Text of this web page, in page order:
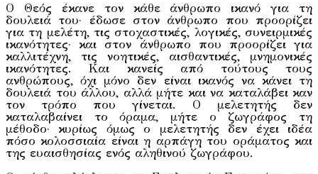
Ο Θεός έκανε τον κάθε άνθρωπο ικανό για τη
δουλειά του· έδωσε στον άνθρωπο που προορίζει
για τη μελέτη, τις στοχαστικές, λογικές, συνειρμικές
ικανότητες· και στον άνθρωπο που προορίζει για
καλλιτέχνη, τις νοητικές, αισθαντικές, μνημονικές
ικανότητες. Και κανείς από τούτους τους
ανθρώπους, όχι μόνο δεν είναι ικανός να κάνει τη
δουλειά του άλλου, αλλά μήτε και να καταλάβει καν
τον τρόπο που γίνεται. Ο μελετητής δεν
καταλαβαίνει το όραμα, μήτε ο ζωγράφος τη
μέθοδο· κυρίως όμως ο μελετητής δεν έχει ιδέα
πόσο κολοσσιαία είναι η αρπάγη του οράματος και
της ευαισθησίας ενός αληθινού ζωγράφου.